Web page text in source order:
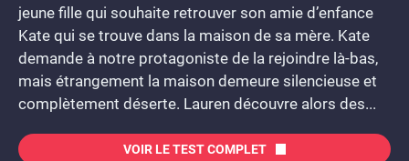
jeune fille qui souhaite retrouver son amie d’enfance
Kate qui se trouve dans la maison de sa mère. Kate
demande à notre protagoniste de la rejoindre là-bas,
mais étrangement la maison demeure silencieuse et
complètement déserte. Lauren découvre alors des...
VOIR LE TEST COMPLET